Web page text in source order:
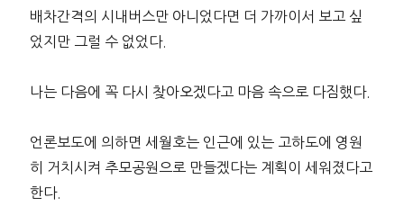
배차간격의 시내버스만 아니었다면 더 가까이서 보고 싶
었지만 그럴 수 없었다.
나는 다음에 꼭 다시 찾아오겠다고 마음 속으로 다짐했다.
언론보도에 의하면 세월호는 인근에 있는 고하도에 영원
히 거치시켜 추모공원으로 만들겠다는 계획이 세워졌다고
한다.